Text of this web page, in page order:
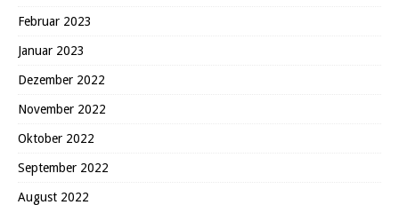
Februar 2023
Januar 2023
Dezember 2022
November 2022
Oktober 2022
September 2022
August 2022